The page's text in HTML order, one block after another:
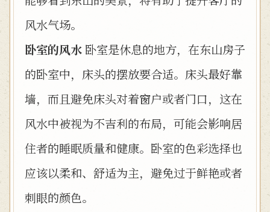
风水气场。
卧室的风水 卧室是休息的地方，在东山房子
的卧室中，床头的摆放要合适。床头最好靠
墙，而且避免床头对着窗户或者门口，这在
风水中被视为不吉利的布局，可能会影响居
住者的睡眠质量和健康。卧室的色彩选择也
应该以柔和、舒适为主，避免过于鲜艳或者
刺眼的颜色。